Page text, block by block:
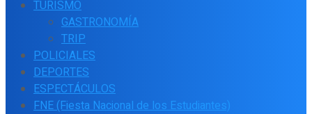
TURISMO
GASTRONOMÍA
TRIP
POLICIALES
DEPORTES
ESPECTÁCULOS
FNE (Fiesta Nacional de los Estudiantes)